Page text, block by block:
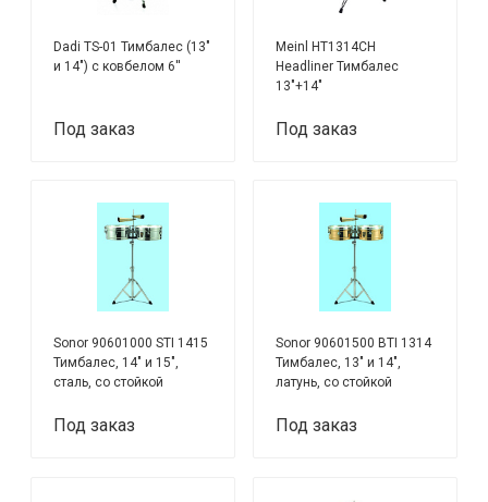
Dadi TS-01 Тимбалес (13"
и 14") с ковбелом 6''
Под заказ
Meinl HT1314CH
Headliner Тимбалес
13"+14"
Под заказ
Sonor 90601000 STI 1415
Тимбалес, 14" и 15",
сталь, со стойкой
Под заказ
Sonor 90601500 BTI 1314
Тимбалес, 13" и 14",
латунь, со стойкой
Под заказ